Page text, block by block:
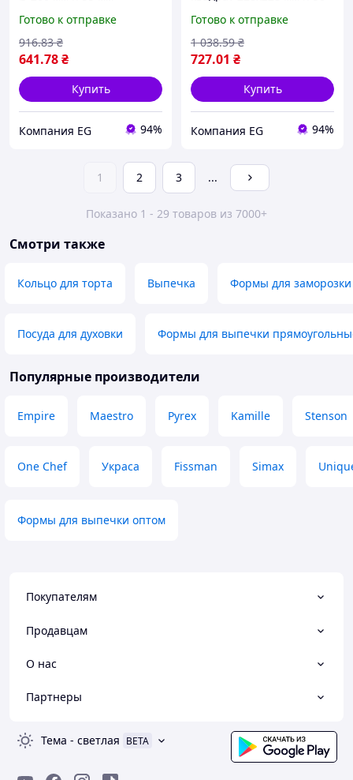
Готово к отправке
641.78₴
916.83 ₴
Купить
Компания EG 94%
Готово к отправке
727.01 ₴
1 038.59 ₴
Купить
Компания EG 94%
1 2 3 ...
Показано 1 - 29 товаров из 7000+
Смотри также
Кольцо для торта Выпечка Формы для заморозки
Посуда для духовки Формы для выпечки
Популярные производители
Empire Maestro Pyrex Kamille Stenson
One Chef Украса Fissman Simax
Формы для выпечки оптом
Покупателям
Продавцам
О нас
Партнеры
Тема - светлая BETA